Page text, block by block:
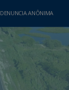
DENUNCIA ANÔNIMA